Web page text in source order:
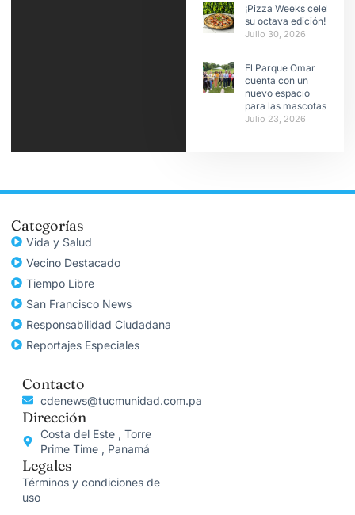
¡Pizza Weeks celebra
su octava edición!
Julio 30, 2026
El Parque Omar
cuenta con un
nuevo espacio
para las mascotas
Julio 23, 2026
Categorías
Vida y Salud
Vecino Destacado
Tiempo Libre
San Francisco News
Responsabilidad Ciudadana
Reportajes Especiales
Contacto
cdenews@tucmunidad.com.pa
Dirección
Costa del Este , Torre
Prime Time , Panamá
Legales
Términos y condiciones de
uso